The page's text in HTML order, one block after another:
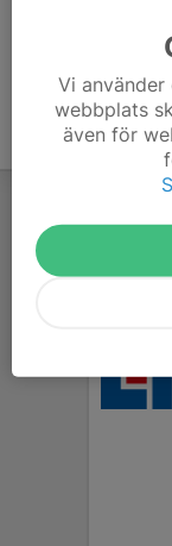
Vi
webbplats
även för